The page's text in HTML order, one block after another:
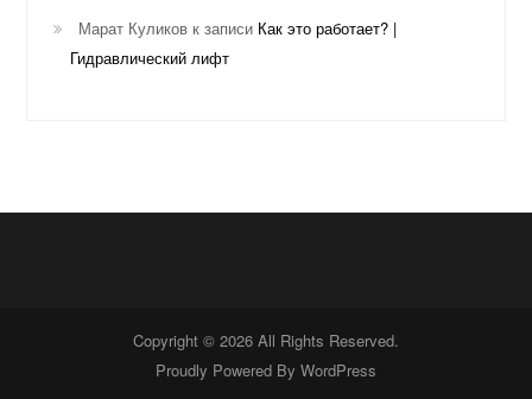
Марат Куликов к записи Как это работает? |
Гидравлический лифт
Copyright © 2026 All Rights Reserved.
Proudly Powered By WordPress